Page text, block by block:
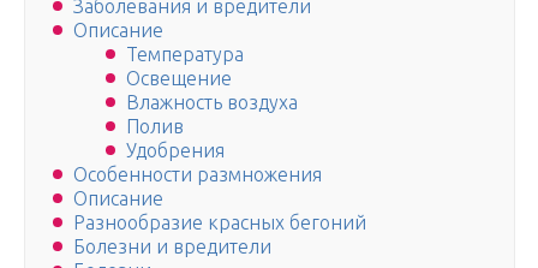
Заболевания и вредители
Описание
Температура
Освещение
Влажность воздуха
Полив
Удобрения
Особенности размножения
Описание
Разнообразие красных бегоний
Болезни и вредители